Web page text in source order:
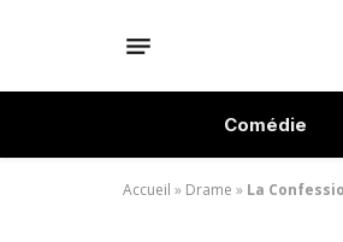
Comédie
Accueil » Drame » La